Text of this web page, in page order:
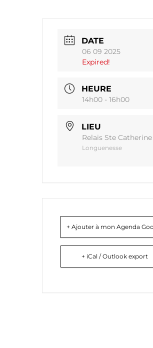
DATE
06 09 2025
Expired!
HEURE
14h00 - 16h00
LIEU
Relais Ste Catherine
Longuenesse
+ Ajouter à mon Agenda
+ iCal / Outlook export